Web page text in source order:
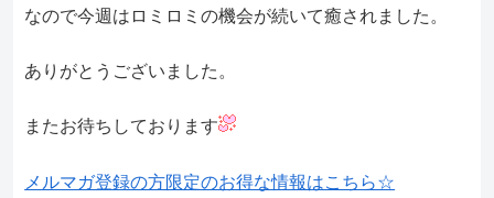
なので今週はロミロミの機会が続いて癒されました。
ありがとうございました。
またお待ちしております
メルマガ登録の方限定のお得な情報はこちら☆